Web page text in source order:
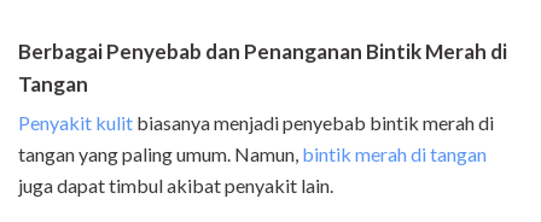
Berbagai Penyebab dan Penanganan Bintik Merah di
Tangan
Penyakit kulit biasanya menjadi penyebab bintik merah di
tangan yang paling umum. Namun, bintik merah di tangan
juga dapat timbul akibat penyakit lain.